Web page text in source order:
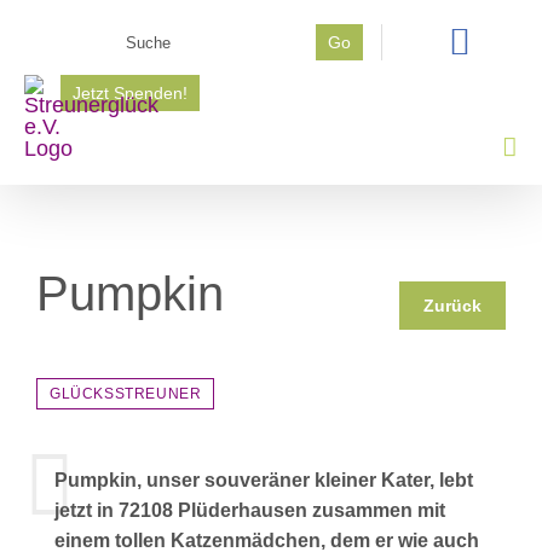
springen
Go
Jetzt Spenden!
Pumpkin Zurück
GLÜCKSSTREUNER
Pumpkin, unser souveräner kleiner Kater, lebt
jetzt in 72108 Plüderhausen zusammen mit
einem tollen Katzenmädchen, dem er wie auch